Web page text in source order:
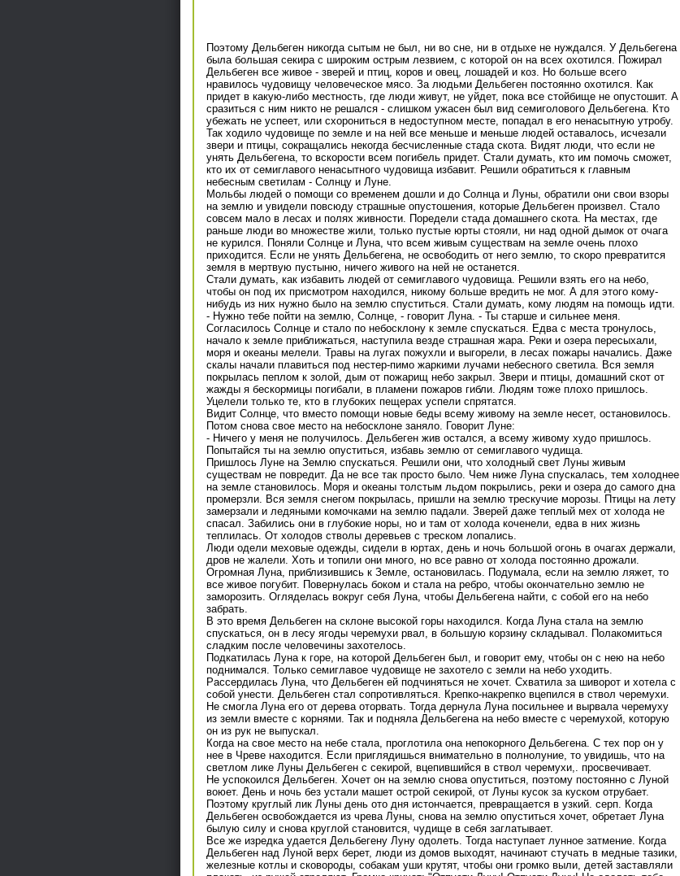
Поэтому Дельбеген никогда сытым не был, ни во сне, ни в отдыхе не нуждался. У Дельбегена
была большая секира с широким острым лезвием, с которой он на всех охотился. Пожирал
Дельбеген все живое - зверей и птиц, коров и овец, лошадей и коз. Но больше всего
нравилось чудовищу человеческое мясо. За людьми Дельбеген постоянно охотился. Как
придет в какую-либо местность, где люди живут, не уйдет, пока все стойбище не опустошит. А
сразиться с ним никто не решался - слишком ужасен был вид семиголового Дельбегена. Кто
убежать не успеет, или схорониться в недоступном месте, попадал в его ненасытную утробу.
Так ходило чудовище по земле и на ней все меньше и меньше людей оставалось, исчезали
звери и птицы, сокращались некогда бесчисленные стада скота. Видят люди, что если не
унять Дельбегена, то вскорости всем погибель придет. Стали думать, кто им помочь сможет,
кто их от семиглавого ненасытного чудовища избавит. Решили обратиться к главным
небесным светилам - Солнцу и Луне.
Мольбы людей о помощи со временем дошли и до Солнца и Луны, обратили они свои взоры
на землю и увидели повсюду страшные опустошения, которые Дельбеген произвел. Стало
совсем мало в лесах и полях живности. Поредели стада домашнего скота. На местах, где
раньше люди во множестве жили, только пустые юрты стояли, ни над одной дымок от очага
не курился. Поняли Солнце и Луна, что всем живым существам на земле очень плохо
приходится. Если не унять Дельбегена, не освободить от него землю, то скоро превратится
земля в мертвую пустыню, ничего живого на ней не останется.
Стали думать, как избавить людей от семиглавого чудовища. Решили взять его на небо,
чтобы он под их присмотром находился, никому больше вредить не мог. А для этого кому-
нибудь из них нужно было на землю спуститься. Стали думать, кому людям на помощь идти.
- Нужно тебе пойти на землю, Солнце, - говорит Луна. - Ты старше и сильнее меня.
Согласилось Солнце и стало по небосклону к земле спускаться. Едва с места тронулось,
начало к земле приближаться, наступила везде страшная жара. Реки и озера пересыхали,
моря и океаны мелели. Травы на лугах пожухли и выгорели, в лесах пожары начались. Даже
скалы начали плавиться под нестер-пимо жаркими лучами небесного светила. Вся земля
покрылась пеплом к золой, дым от пожарищ небо закрыл. Звери и птицы, домашний скот от
жажды я бескормицы погибали, в пламени пожаров гибли. Людям тоже плохо пришлось.
Уцелели только те, кто в глубоких пещерах успели спрятатся.
Видит Солнце, что вместо помощи новые беды всему живому на земле несет, остановилось.
Потом снова свое место на небосклоне заняло. Говорит Луне:
- Ничего у меня не получилось. Дельбеген жив остался, а всему живому худо пришлось.
Попытайся ты на землю опуститься, избавь землю от семиглавого чудища.
Пришлось Луне на Землю спускаться. Решили они, что холодный свет Луны живым
существам не повредит. Да не все так просто было. Чем ниже Луна спускалась, тем холоднее
на земле становилось. Моря и океаны толстым льдом покрылись, реки и озера до самого дна
промерзли. Вся земля снегом покрылась, пришли на землю трескучие морозы. Птицы на лету
замерзали и ледяными комочками на землю падали. Зверей даже теплый мех от холода не
спасал. Забились они в глубокие норы, но и там от холода коченели, едва в них жизнь
теплилась. От холодов стволы деревьев с треском лопались.
Люди одели меховые одежды, сидели в юртах, день и ночь большой огонь в очагах держали,
дров не жалели. Хоть и топили они много, но все равно от холода постоянно дрожали.
Огромная Луна, приблизившись к Земле, остановилась. Подумала, если на землю ляжет, то
все живое погубит. Повернулась боком и стала на ребро, чтобы окончательно землю не
заморозить. Огляделась вокруг себя Луна, чтобы Дельбегена найти, с собой его на небо
забрать.
В это время Дельбеген на склоне высокой горы находился. Когда Луна стала на землю
спускаться, он в лесу ягоды черемухи рвал, в большую корзину складывал. Полакомиться
сладким после человечины захотелось.
Подкатилась Луна к горе, на которой Дельбеген был, и говорит ему, чтобы он с нею на небо
поднимался. Только семиглавое чудовище не захотело с земли на небо уходить.
Рассердилась Луна, что Дельбеген ей подчиняться не хочет. Схватила за шиворот и хотела с
собой унести. Дельбеген стал сопротивляться. Крепко-накрепко вцепился в ствол черемухи.
Не смогла Луна его от дерева оторвать. Тогда дернула Луна посильнее и вырвала черемуху
из земли вместе с корнями. Так и подняла Дельбегена на небо вместе с черемухой, которую
он из рук не выпускал.
Когда на свое место на небе стала, проглотила она непокорного Дельбегена. С тех пор он у
нее в Чреве находится. Если приглядишься внимательно в полнолуние, то увидишь, что на
светлом лике Луны Дельбеген с секирой, вцепившийся в ствол черемухи,. просвечивает.
Не успокоился Дельбеген. Хочет он на землю снова опуститься, поэтому постоянно с Луной
воюет. День и ночь без устали машет острой секирой, от Луны кусок за куском отрубает.
Поэтому круглый лик Луны день ото дня истончается, превращается в узкий. серп. Когда
Дельбеген освобождается из чрева Луны, снова на землю опуститься хочет, обретает Луна
былую силу и снова круглой становится, чудище в себя заглатывает.
Все же изредка удается Дельбегену Луну одолеть. Тогда наступает лунное затмение. Когда
Дельбеген над Луной верх берет, люди из домов выходят, начинают стучать в медные тазики,
железные котлы и сковороды, собакам уши крутят, чтобы они громко выли, детей заставляли